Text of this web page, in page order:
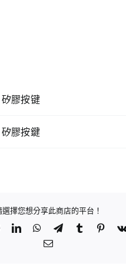
矽膠按键
矽膠按鍵
選擇您想分享此商店的平台！
RedditLinkedInWhatsApp
TelegramTumblr
Email: